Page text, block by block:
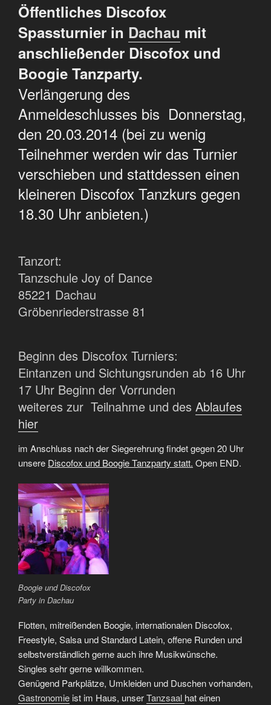
Öffentliches Discofox
Spassturnier in Dachau mit
anschließender Discofox und
Boogie Tanzparty.
Verlängerung des
Anmeldeschlusses bis Donnerstag,
den 20.03.2014 (bei zu wenig
Teilnehmer werden wir das Turnier
verschieben und stattdessen einen
kleineren Discofox Tanzkurs gegen
18.30 Uhr anbieten.)
Tanzort:
Tanzschule Joy of Dance
85221 Dachau
Gröbenriederstrasse 81
Beginn des Discofox Turniers:
Eintanzen und Sichtungsrunden ab 16 Uhr
17 Uhr Beginn der Vorrunden
weiteres zur Teilnahme und des Ablaufes
hier
im Anschluss nach der Siegerehrung findet gegen 20 Uhr
unsere Discofox und Boogie Tanzparty statt. Open END.
Boogie und Discofox
Party in Dachau
Flotten, mitreißenden Boogie, internationalen Discofox,
Freestyle, Salsa und Standard Latein, offene Runden und
selbstverständlich gerne auch ihre Musikwünsche.
Singles sehr gerne willkommen.
Genügend Parkplätze, Umkleiden und Duschen vorhanden,
Gastronomie ist im Haus, unserTanzsaal hat einen